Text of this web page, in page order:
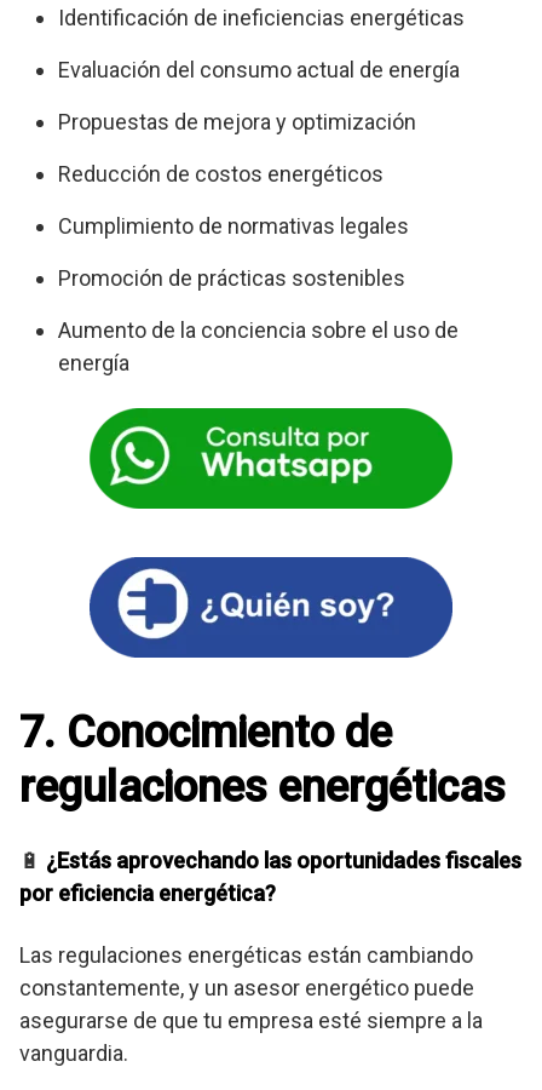
Identificación de ineficiencias energéticas
Evaluación del consumo actual de energía
Propuestas de mejora y optimización
Reducción de costos energéticos
Cumplimiento de normativas legales
Promoción de prácticas sostenibles
Aumento de la conciencia sobre el uso de
energía
7. Conocimiento de
regulaciones energéticas
🔋 ¿Estás aprovechando las oportunidades fiscales
por eficiencia energética?
Las regulaciones energéticas están cambiando
constantemente, y un asesor energético puede
asegurarse de que tu empresa esté siempre a la
vanguardia.